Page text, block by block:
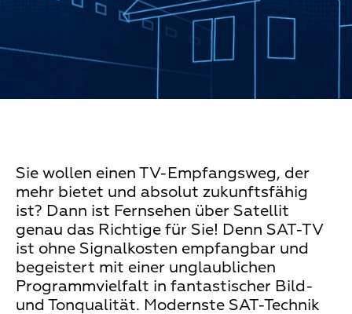
Sie wollen einen TV-Empfangsweg, der
mehr bietet und absolut zukunftsfähig
ist? Dann ist Fernsehen über Satellit
genau das Richtige für Sie! Denn SAT-TV
ist ohne Signalkosten empfangbar und
begeistert mit einer unglaublichen
Programmvielfalt in fantastischer Bild-
und Tonqualität. Modernste SAT-Technik